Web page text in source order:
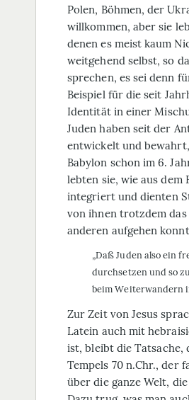
Polen, Böhmen, der
willkommen, aber sie
denen es meist kaum
weitgehend selbst, so
sprechen, es sei denn
Beispiel für die seit
Identität in einer
Juden haben seit der
entwickelt und
Babylon schon im 6.
lebten sie, wie aus
integriert und dienten
von ihnen trotzdem das
anderen aufgehen
„Daß Juden also ein
durchsetzen und so
beim Weiter­wandern
Zur Zeit von Jesus
Latein auch mit
ist, bleibt die Tatsache,
Tempels 70 n.Chr., der
über die ganze Welt,